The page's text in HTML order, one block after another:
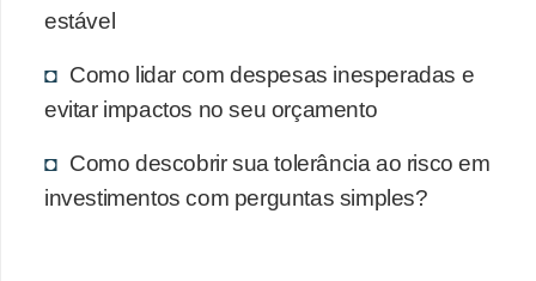
estável
Como lidar com despesas inesperadas e
evitar impactos no seu orçamento
Como descobrir sua tolerância ao risco em
investimentos com perguntas simples?